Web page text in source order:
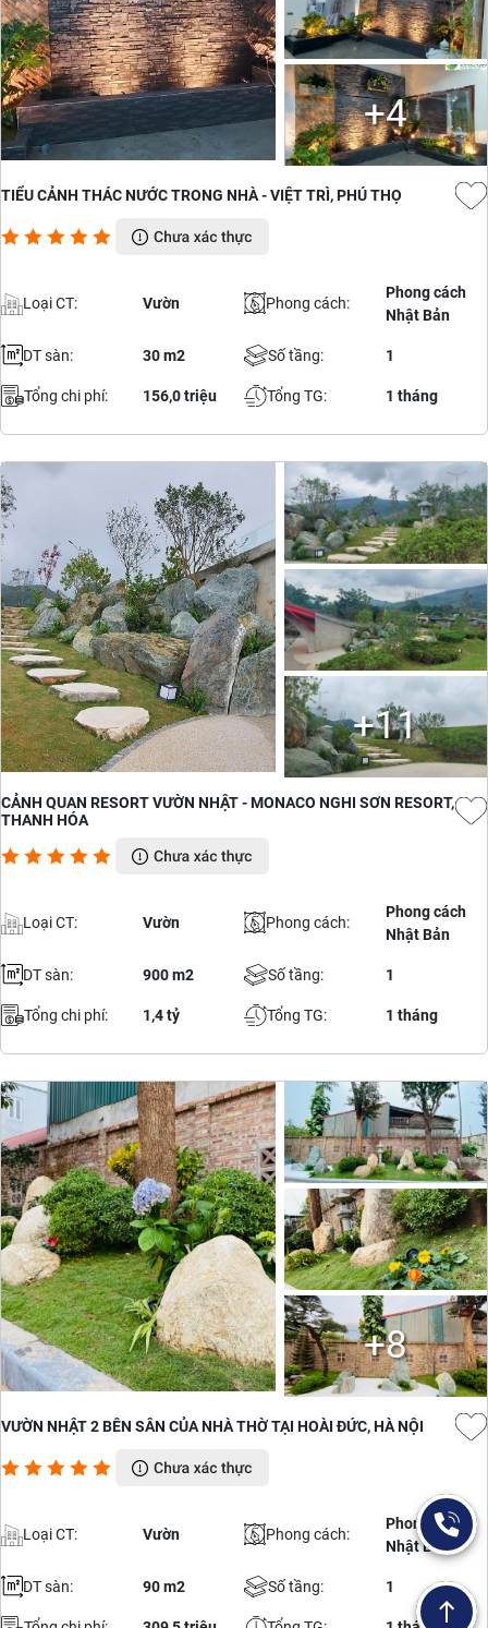
+4
TIỂU CẢNH THÁC NƯỚC TRONG NHÀ - VIỆT TRÌ, PHÚ THỌ
Loại CT: Vườn Phong cách:
Phong cách
Nhật Bản
DT sàn: 30 m2 Số tầng: 1
Tổng chi phí: 156,0 triệu Tổng TG: 1 tháng
+11
CẢNH QUAN RESORT VƯỜN NHẬT - MONACO NGHI SƠN RESORT,
THANH HÓA
Loại CT: Vườn Phong cách:
Phong cách
Nhật Bản
DT sàn: 900 m2 Số tầng: 1
Tổng chi phí: 1,4 tỷ Tổng TG: 1 tháng
+8
VƯỜN NHẬT 2 BÊN SÂN CỦA NHÀ THỜ TẠI HOÀI ĐỨC, HÀ NỘI
Loại CT: Vườn Phong cách:
Phong cách
Nhật Bản
DT sàn: 90 m2 Số tầng: 1